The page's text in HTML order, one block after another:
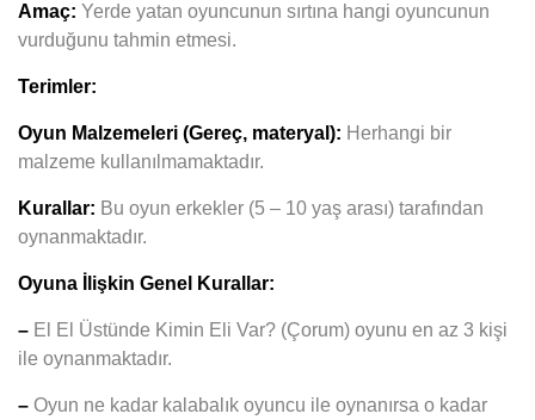
Amaç: Yerde yatan oyuncunun sırtına hangi oyuncunun
vurduğunu tahmin etmesi.
Terimler:
Oyun Malzemeleri (Gereç, materyal): Herhangi bir
malzeme kullanılmamaktadır.
Kurallar: Bu oyun erkekler (5 – 10 yaş arası) tarafından
oynanmaktadır.
Oyuna İlişkin Genel Kurallar:
– El El Üstünde Kimin Eli Var? (Çorum) oyunu en az 3 kişi
ile oynanmaktadır.
– Oyun ne kadar kalabalık oyuncu ile oynanırsa o kadar